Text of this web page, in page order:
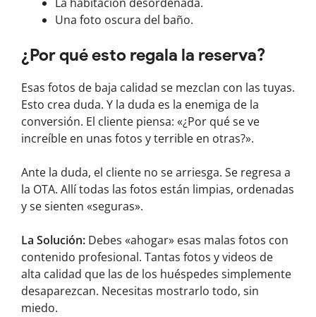
Una foto oscura del baño.
¿Por qué esto regala la reserva?
Esas fotos de baja calidad se mezclan con las tuyas.
Esto crea duda. Y la duda es la enemiga de la
conversión. El cliente piensa: «¿Por qué se ve
increíble en unas fotos y terrible en otras?».
Ante la duda, el cliente no se arriesga. Se regresa a
la OTA. Allí todas las fotos están limpias, ordenadas
y se sienten «seguras».
La Solución: Debes «ahogar» esas malas fotos con
contenido profesional. Tantas fotos y videos de
alta calidad que las de los huéspedes simplemente
desaparezcan. Necesitas mostrarlo todo, sin
miedo.